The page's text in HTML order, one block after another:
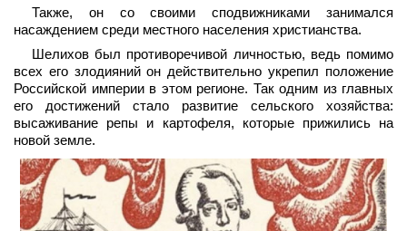
Также, он со своими сподвижниками занимался
насаждением среди местного населения христианства.
Шелихов был противоречивой личностью, ведь помимо
всех его злодияний он действительно укрепил положение
Российской империи в этом регионе. Так одним из главных
его достижений стало развитие сельского хозяйства:
высаживание репы и картофеля, которые прижились на
новой земле.